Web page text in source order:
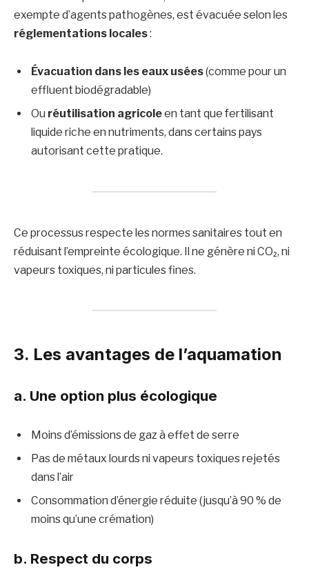
exempte d’agents pathogènes, est évacuée selon les
réglementations locales:
Évacuation dans les eaux usées(comme pour un
effluent biodégradable)
Ou réutilisation agricoleen tant que fertilisant
liquide riche en nutriments, dans certains pays
autorisant cette pratique.
Ce processus respecte les normes sanitaires tout en
réduisant l’empreinte écologique. Il ne génère ni CO₂, ni
vapeurs toxiques, ni particules fines.
3. Les avantages de l’aquamation
a. Une option plus écologique
Moins d’émissions de gaz à effet de serre
Pas de métaux lourds ni vapeurs toxiques rejetés
dans l’air
Consommation d’énergie réduite (jusqu’à 90 % de
moins qu’une crémation)
b. Respect du corps